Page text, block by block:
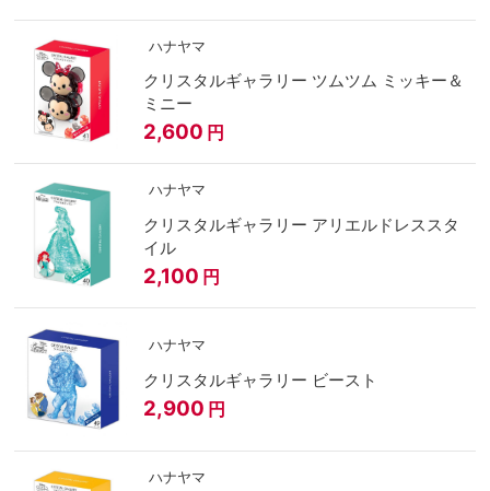
ハナヤマ
クリスタルギャラリー ツムツム ミッキー＆
ミニー
2,600 円
ハナヤマ
クリスタルギャラリー アリエルドレススタ
イル
2,100 円
ハナヤマ
クリスタルギャラリー ビースト
2,900 円
ハナヤマ